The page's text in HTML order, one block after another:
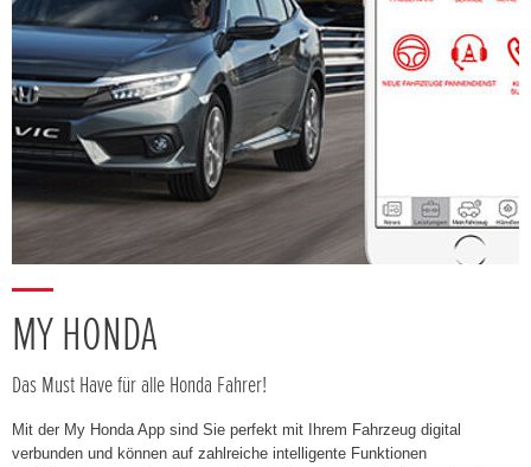
MY HONDA
Das Must Have für alle Honda Fahrer!
Mit der My Honda App sind Sie perfekt mit Ihrem Fahrzeug digital
verbunden und können auf zahlreiche intelligente Funktionen